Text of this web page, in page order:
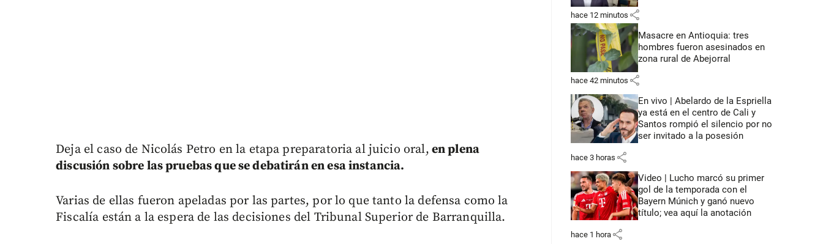
Deja el caso de Nicolás Petro en la etapa preparatoria al juicio oral, en plena
discusión sobre las pruebas que se debatirán en esa instancia.
Varias de ellas fueron apeladas por las partes, por lo que tanto la defensa como la
Fiscalía están a la espera de las decisiones del Tribunal Superior de Barranquilla.
hace 12 minutos share
Masacre en Antioquia: tres
hombres fueron asesinados en
zona rural de Abejorral
hace 42 minutos share
En vivo | Abelardo de la Espriella
ya está en el centro de Cali y
Santos rompió el silencio por no
ser invitado a la posesión
hace 3 horas share
Video | Lucho marcó su primer
gol de la temporada con el
Bayern Múnich y ganó nuevo
título; vea aquí la anotación
hace 1 hora share